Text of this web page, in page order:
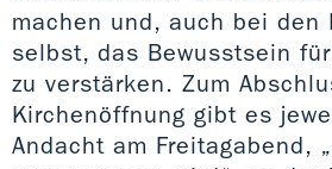
machen und, auch bei den
selbst, das Bewusstsein
zu verstärken. Zum
Kirchenöffnung gibt es
Andacht am Freitagabend,